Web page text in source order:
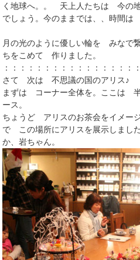
く地球へ。。 天上人たちは 今の
でしょう。今のままでは、、時間は
月の光のように優しい輪を みなで
ちをこめて 作りました。
：：：：：：：：：：：：：：：：
さて 次は 不思議の国のアリス♪
まずは コーナー全体を。ここは
ース。
ちょうど アリスのお茶会をイメー
で この場所にアリスを展示しま
か、岩ちゃん。